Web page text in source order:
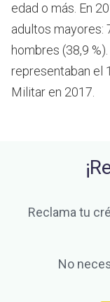
edad o más. En
adultos mayores:
hombres (38,9
representaban el
Militar en 2017.
Reclama tu
No